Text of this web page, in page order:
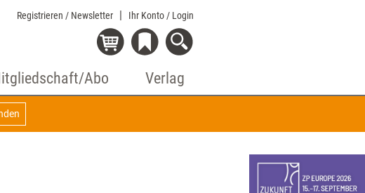
Registrieren / Newsletter Ihr Konto / Login
Abo Verlag